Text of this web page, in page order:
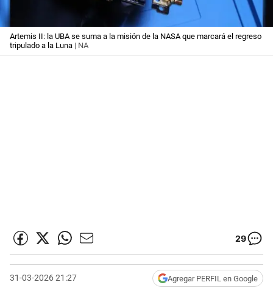
Artemis II: la UBA se suma a la misión de la NASA que marcará el regreso
tripulado a la Luna | NA
29
31-03-2026 21:27 Agregar PERFIL en Google